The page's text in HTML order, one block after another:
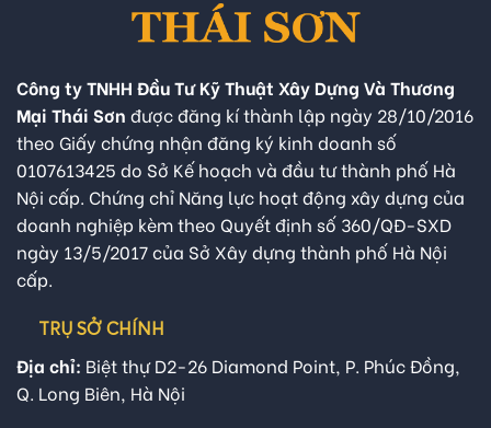
Công ty TNHH Đầu Tư Kỹ Thuật Xây Dựng Và Thương
Mại Thái Sơn được đăng kí thành lập ngày 28/10/2016
theo Giấy chứng nhận đăng ký kinh doanh số
0107613425 do Sở Kế hoạch và đầu tư thành phố Hà
Nội cấp. Chứng chỉ Năng lực hoạt động xây dựng của
doanh nghiệp kèm theo Quyết định số 360/QĐ-SXD
ngày 13/5/2017 của Sở Xây dựng thành phố Hà Nội
cấp.
TRỤ SỞ CHÍNH
Địa chỉ: Biệt thự D2-26 Diamond Point, P. Phúc Đồng,
Q. Long Biên, Hà Nội